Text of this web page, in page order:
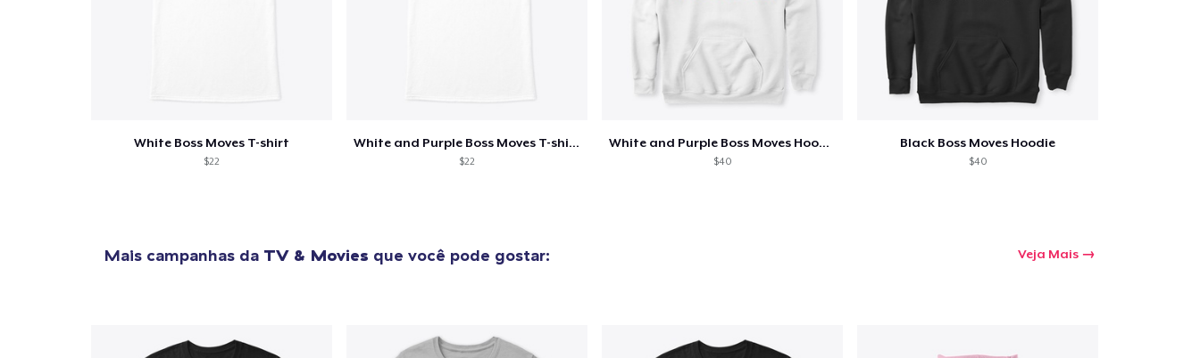
White Boss Moves T-shirt
$22
White and Purple Boss Moves T-shirt
$22
White and Purple Boss Moves Hoodie
$40
Black Boss Moves Hoodie
$40
Mais campanhas da TV & Movies que você pode gostar: Veja Mais